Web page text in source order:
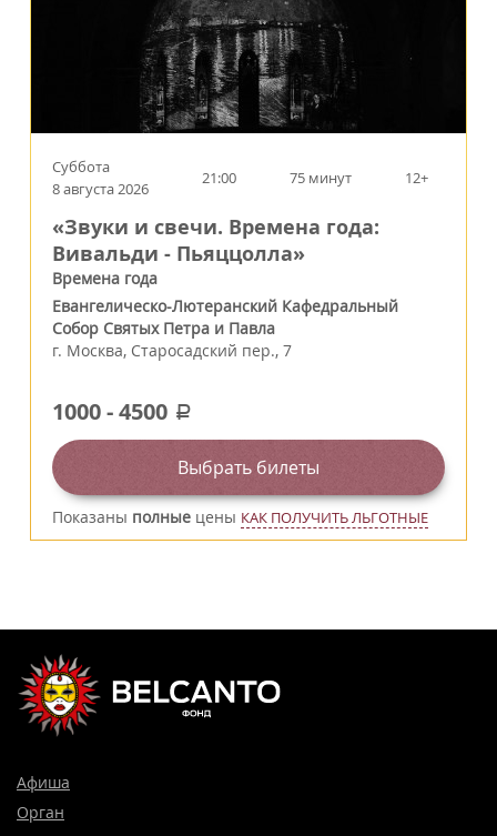
Суббота
8 августа 2026
21:00 75 минут 12+
«Звуки и свечи. Времена года:
Вивальди - Пьяццолла»
Времена года
Евангелическо-Лютеранский Кафедральный
Собор Святых Петра и Павла
г. Москва, Старосадский пер., 7
1000-4500 a
Выбрать билеты
Показаны полные цены КАК ПОЛУЧИТЬ ЛЬГОТНЫЕ
Афиша
Орган